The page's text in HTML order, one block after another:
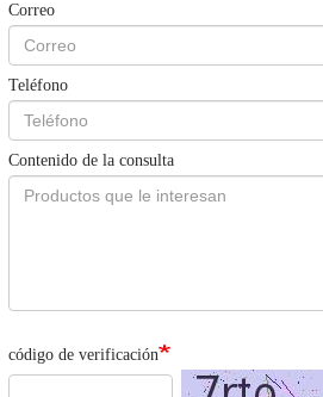
Correo
Teléfono
Contenido de la consulta
código de verificación